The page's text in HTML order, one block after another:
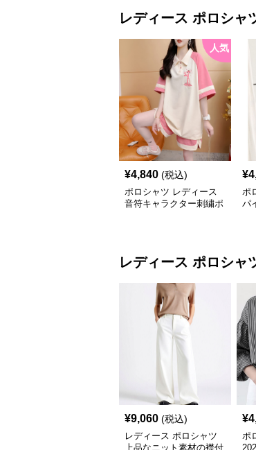
レディース ポロシャ
人気
¥4,840 (税込)
ポロシャツ レディース
音符キャラクター刺繍ポ
¥
ポ
パ
レディース ポロシャ
¥9,060 (税込)
レディース ポロシャツ
上品なニット素材の襟付
¥
ポ